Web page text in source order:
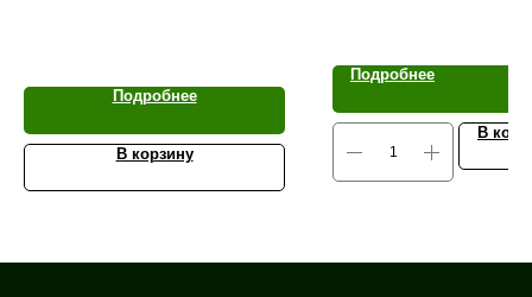
Подробнее
В корзину
Подробнее
В